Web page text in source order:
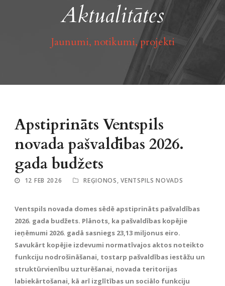
Aktualitātes
Jaunumi, notikumi, projekti
Apstiprināts Ventspils
novada pašvaldības 2026.
gada budžets
12 FEB 2026 REĢIONOS, VENTSPILS NOVADS
Ventspils novada domes sēdē apstiprināts pašvaldības
2026. gada budžets. Plānots, ka pašvaldības kopējie
ieņēmumi 2026. gadā sasniegs 23,13 miljonus eiro.
Savukārt kopējie izdevumi normatīvajos aktos noteikto
funkciju nodrošināšanai, tostarp pašvaldības iestāžu un
struktūrvienību uzturēšanai, novada teritorijas
labiekārtošanai, kā arī izglītības un sociālo funkciju